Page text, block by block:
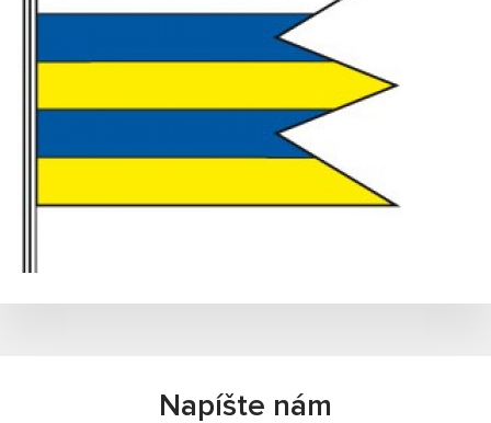
Napíšte nám